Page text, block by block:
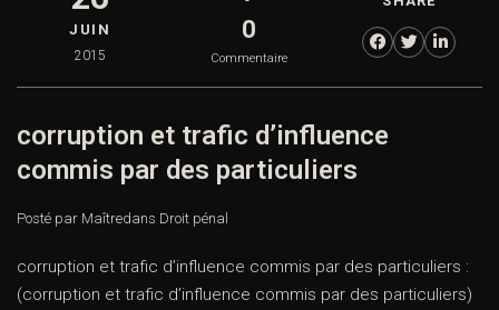
JUIN
2015
0
Commentaire
corruption et trafic d’influence
commis par des particuliers
Posté par Maîtredans Droit pénal
corruption et trafic d’influence commis par des particuliers :
(corruption et trafic d’influence commis par des particuliers)